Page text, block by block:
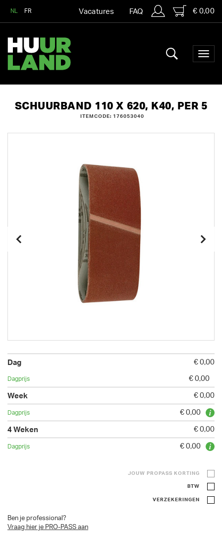
NL FR Vacatures FAQ € 0,00
SCHUURBAND 110 X 620, K40, PER 5
ITEMCODE: 176053040
€ 0,00
€ 0,00
€ 0,00
€ 0,00
€ 0,00
€ 0,00
JOUW PROPASS KORTING
BTW
VERZEKERINGEN
Ben je professional?
Vraag hier je PRO-PASS aan